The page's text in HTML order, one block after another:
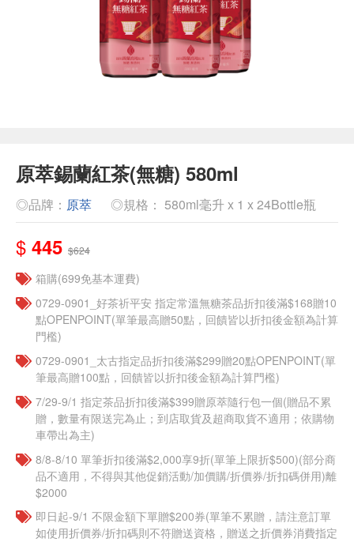
原萃錫蘭紅茶(無糖) 580ml
◎品牌： 原萃 ◎規格： 580ml毫升 x 1 x 24Bottle瓶
$ 445 $624
箱購(699免基本運費)
​​0729-0901_好茶祈平安 指定常溫無糖茶品折扣後滿$168贈10
點OPENPOINT(單筆最高贈50點，回饋皆以折扣後金額為計算
門檻)
0729-0901_太古指定品折扣後滿$299贈20點OPENPOINT(單
筆最高贈100點，回饋皆以折扣後金額為計算門檻)
7/29-9/1 指定茶品折扣後滿$399贈原萃隨行包一個​(贈品不累
贈，數量有限送完為止；到店取貨及超商取貨不適用；依購物
車帶出為主)
8/8-8/10 單筆折扣後滿$2,000享9折(單筆上限折$500)(部分商
品不適用，不得與其他促銷活動/加價購/折價券/折扣碼併用)離
$2000
即日起-9/1 不限金額下單贈$200券(單筆不累贈，請注意訂單
如使用折價券/折扣碼則不符贈送資格，贈送之折價券消費指定